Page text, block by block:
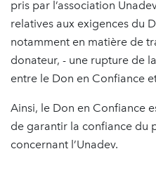
pris par l’association
relatives aux exigences du
notamment en matière de
donateur, - une rupture de
entre le Don en Confiance
Ainsi, le Don en Confiance
de garantir la confiance du
concernant l’Unadev.